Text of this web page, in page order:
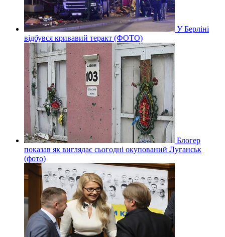
У Берліні
відбувся кривавий теракт (ФОТО)
Блогер
показав як виглядає сьогодні окупований Луганськ
(фото)